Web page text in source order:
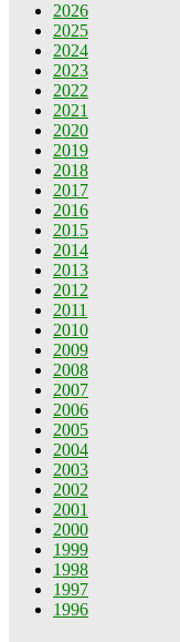
2026
2025
2024
2023
2022
2021
2020
2019
2018
2017
2016
2015
2014
2013
2012
2011
2010
2009
2008
2007
2006
2005
2004
2003
2002
2001
2000
1999
1998
1997
1996